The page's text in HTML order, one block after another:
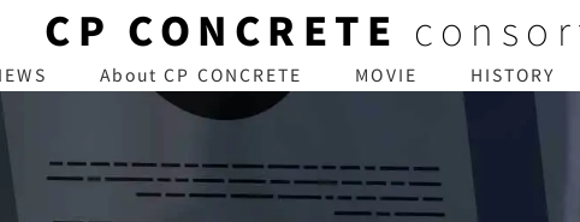
CP CONCRETE
About CP CONCRETE MOVIE HISTORY